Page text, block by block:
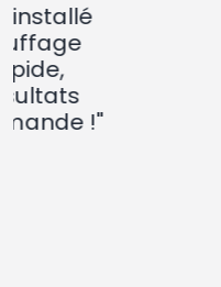
" Huby
poêle chez
et équipe